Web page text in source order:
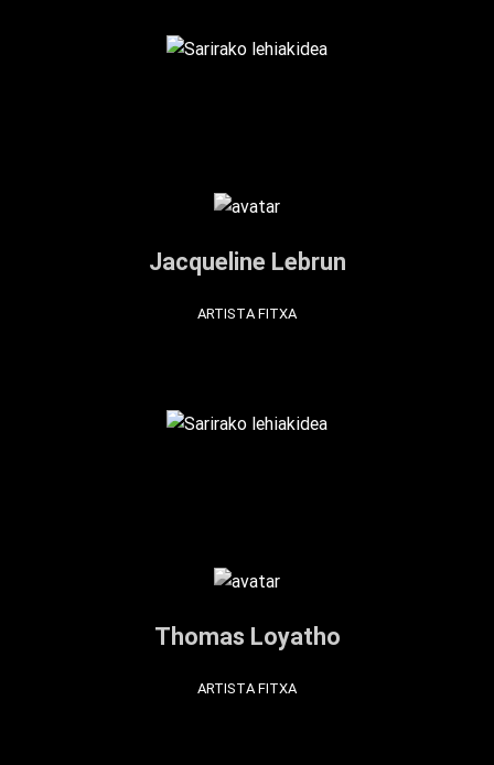
Jacqueline Lebrun
ARTISTA FITXA
Thomas Loyatho
ARTISTA FITXA